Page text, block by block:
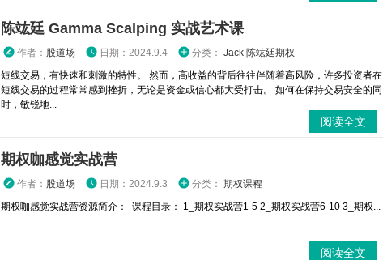
陈竑廷 Gamma Scalping 实战艺术课
作者： 股道场 日期：2024.9.4 分类： Jack 陈竑廷期权
短线交易，有快速和刺激的特性。 然而，高收益的背后往往伴随着高风险，许多投资者在
短线交易的过程常常感到挫折，无论是资金或信心都大受打击。 如何在保持交易安全的同
时，敏锐地...
阅读全文
期权咖感觉实战营
作者： 股道场 日期：2024.9.3 分类： 期权课程
期权咖感觉实战营资源简介： 课程目录： 1_期权实战营1-5 2_期权实战营6-10 3_期权...
阅读全文